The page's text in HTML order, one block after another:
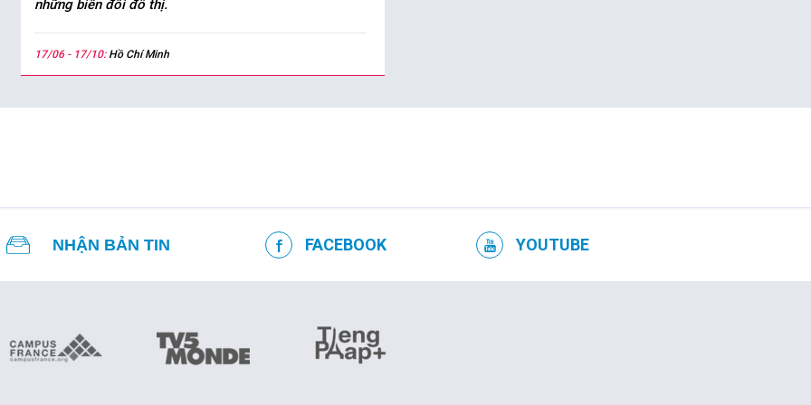
những biến đổi đô thị.
17/06 - 17/10: Hồ Chí Minh
NHẬN BẢN TIN FACEBOOK YOUTUBE